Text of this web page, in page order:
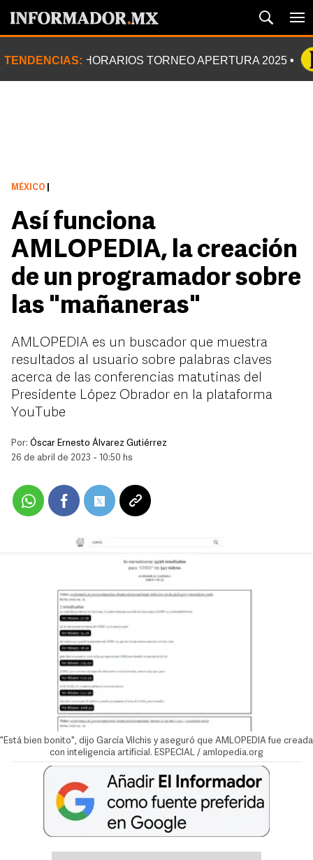
TENDENCIAS: HORARIOS TORNEO APERTURA 2025
MÉXICO
Así funciona
AMLOPEDIA, la creación
de un programador sobre
las "mañaneras"
AMLOPEDIA es un buscador que muestra
resultados al usuario sobre palabras claves
acerca de las conferencias matutinas del
Presidente López Obrador en la plataforma
YouTube
Por: Óscar Ernesto Álvarez Gutiérrez
26 de abril de 2023 - 10:50 hs
"Está bien bonito", dijo García Vilchis y aseguró que AMLOPEDIA fue creada
con inteligencia artificial. ESPECIAL / amlopedia.org